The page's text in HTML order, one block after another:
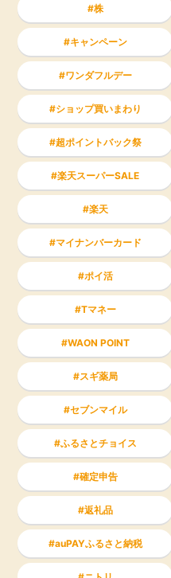
株
キャンペーン
ワンダフルデー
ショップ買いまわり
超ポイントバック祭
楽天スーパーSALE
楽天
マイナンバーカード
ポイ活
Tマネー
WAON POINT
スギ薬局
セブンマイル
ふるさとチョイス
確定申告
返礼品
auPAYふるさと納税